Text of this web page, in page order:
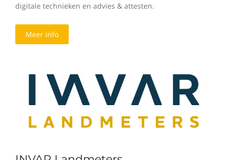
digitale technieken en advies & attesten.
Meer info